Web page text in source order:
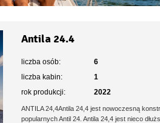
Antila 24.4
liczba osób:
6
liczba kabin:
1
rok produkcji:
2022
ANTILA 24,4Antila 24,4 jest nowoczesną
popularnych Antil 24. Antila 24,4 jest nieco